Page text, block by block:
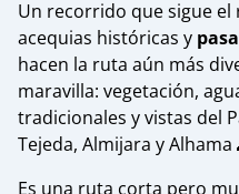
Un recorrido que sigue el
acequias históricas y
hacen la ruta aún más
maravilla: vegetación,
tradicionales y vistas del
Tejeda, Almijara y Alhama
Es una ruta corta pero